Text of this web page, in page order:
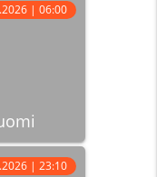
| 06:00
| 23:10